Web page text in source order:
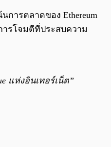
นการตลาดของ Ethereum
ารโจมตีที่ประสบความ
แห่งอินเทอร์เน็ต”